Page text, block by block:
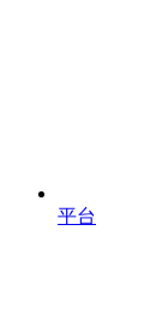
平台